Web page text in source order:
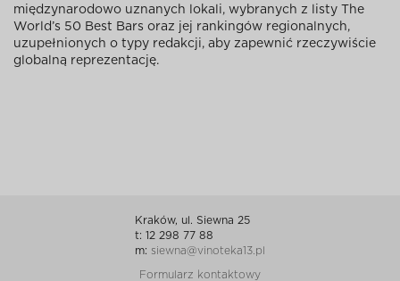
międzynarodowo uznanych lokali, wybranych z listy The
World’s 50 Best Bars oraz jej rankingów regionalnych,
uzupełnionych o typy redakcji, aby zapewnić rzeczywiście
globalną reprezentację.
Kraków, ul. Siewna 25
t: 12 298 77 88
m: siewna@vinoteka13.pl
Formularz kontaktowy